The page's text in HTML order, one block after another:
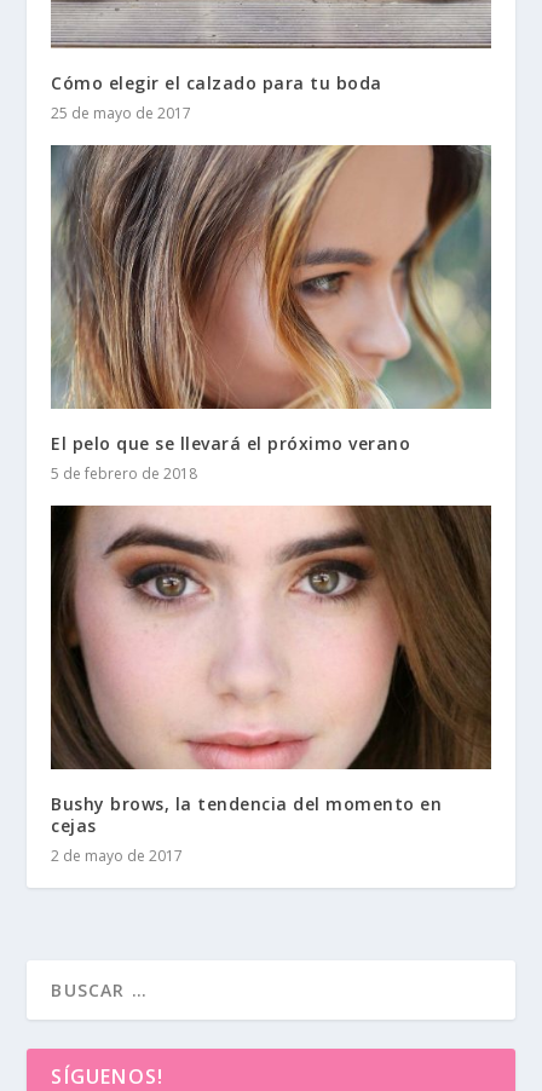
Cómo elegir el calzado para tu boda
25 de mayo de 2017
El pelo que se llevará el próximo verano
5 de febrero de 2018
Bushy brows, la tendencia del momento en
cejas
2 de mayo de 2017
SÍGUENOS!